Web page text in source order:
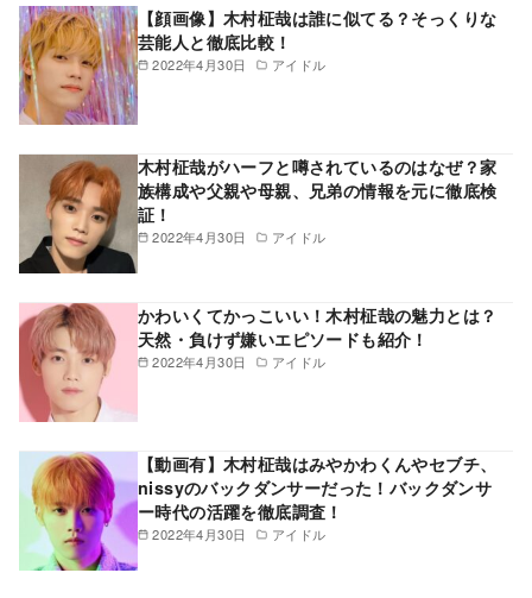
2022年4月30日 アイドル
【顔画像】木村柾哉は誰に似てる？そっくりな
芸能人と徹底比較！
2022年4月30日 アイドル
木村柾哉がハーフと噂されているのはなぜ？家
族構成や父親や母親、兄弟の情報を元に徹底検
証！
2022年4月30日 アイドル
かわいくてかっこいい！木村柾哉の魅力とは？
天然・負けず嫌いエピソードも紹介！
2022年4月30日 アイドル
【動画有】木村柾哉はみやかわくんやセブチ、
nissyのバックダンサーだった！バックダンサ
ー時代の活躍を徹底調査！